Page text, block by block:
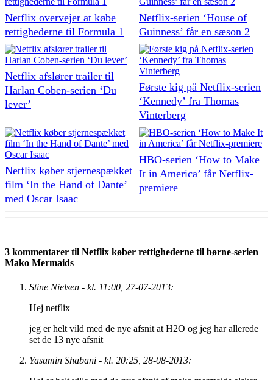
Netflix overvejer at købe
rettighederne til Formula 1
Netflix-serien ‘House of
Guinness’ får en sæson 2
Netflix afslører trailer til
Harlan Coben-serien ‘Du
lever’
Første kig på Netflix-serien
‘Kennedy’ fra Thomas
Vinterberg
Netflix køber stjernespækket
film ‘In the Hand of Dante’
med Oscar Isaac
HBO-serien ‘How to Make
It in America’ får Netflix-
premiere
3 kommentarer til Netflix køber rettighederne til børne-serien
Mako Mermaids
Stine Nielsen - kl. 11:00, 27-07-2013:
Hej netflix
jeg er helt vild med de nye afsnit at H2O og jeg har allerede
set de 13 nye afsnit
Yasamin Shabani - kl. 20:25, 28-08-2013: